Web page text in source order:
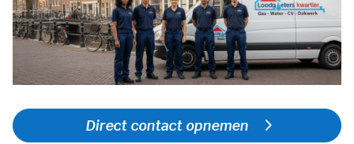
Direct contact opnemen